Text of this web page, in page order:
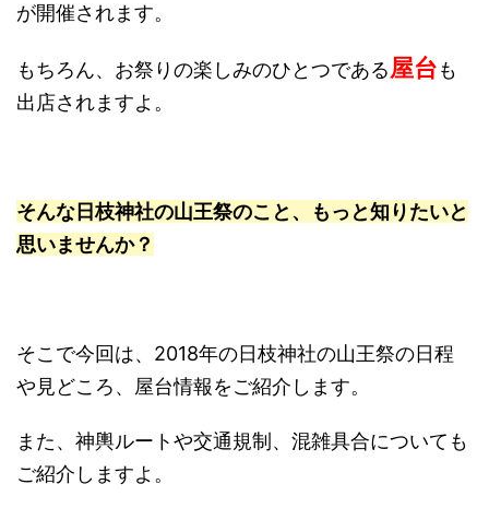
が開催されます。
もちろん、お祭りの楽しみのひとつである屋台も
出店されますよ。
そんな日枝神社の山王祭のこと、もっと知りたいと
思いませんか？
そこで今回は、2018年の日枝神社の山王祭の日程
や見どころ、屋台情報をご紹介します。
また、神輿ルートや交通規制、混雑具合についても
ご紹介しますよ。